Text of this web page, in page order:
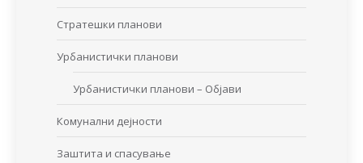
Стратешки планови
Урбанистички планови
Урбанистички планови – Објави
Комунални дејности
Заштита и спасување